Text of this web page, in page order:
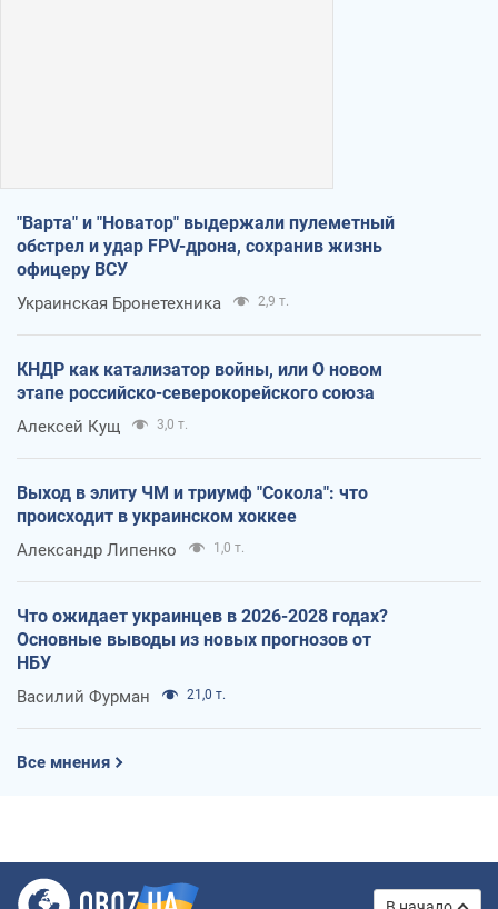
"Варта" и "Новатор" выдержали пулеметный
обстрел и удар FPV-дрона, сохранив жизнь
офицеру ВСУ
Украинская Бронетехника 2,9 т.
КНДР как катализатор войны, или О новом
этапе российско-северокорейского союза
Алексей Кущ 3,0 т.
Выход в элиту ЧМ и триумф "Сокола": что
происходит в украинском хоккее
Александр Липенко 1,0 т.
Что ожидает украинцев в 2026-2028 годах?
Основные выводы из новых прогнозов от
НБУ
Василий Фурман 21,0 т.
Все мнения